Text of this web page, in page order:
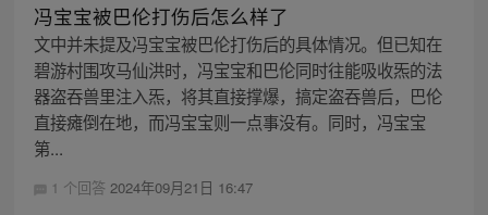
冯宝宝被巴伦打伤后怎么样了
文中并未提及冯宝宝被巴伦打伤后的具体情况。但已知在
碧游村围攻马仙洪时，冯宝宝和巴伦同时往能吸收炁的法
器盗吞兽里注入炁，将其直接撑爆，搞定盗吞兽后，巴伦
直接瘫倒在地，而冯宝宝则一点事没有。同时，冯宝宝
第...
1 个回答 2024年09月21日 16:47